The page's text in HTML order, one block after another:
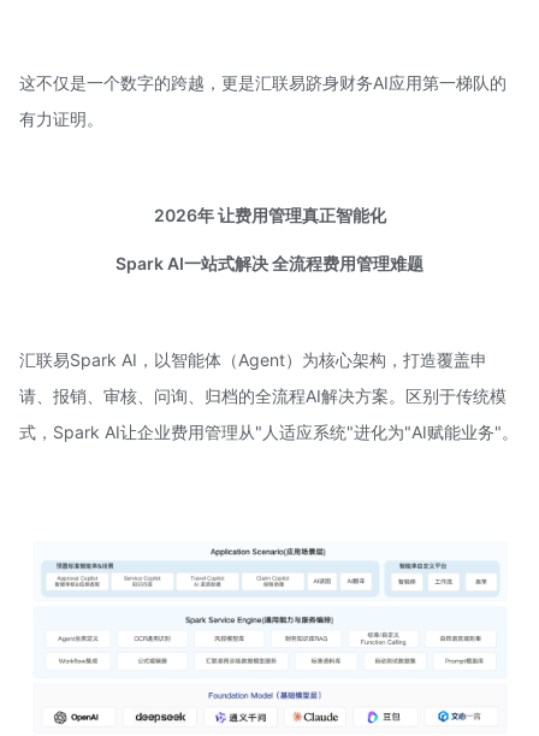
这不仅是一个数字的跨越，更是汇联易跻身财务AI应用第一梯队的
有力证明。
2026年 让费用管理真正智能化
Spark AI一站式解决全流程费用管理难题
汇联易Spark AI，以智能体（Agent）为核心架构，打造覆盖申
请、报销、审核、问询、归档的全流程AI解决方案。区别于传统模
式，Spark AI让企业费用管理从"人适应系统"进化为"AI赋能业务"。